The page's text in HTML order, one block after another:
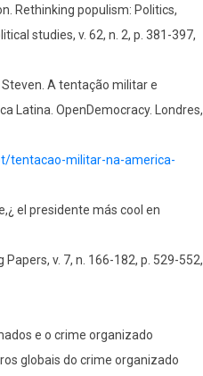
Rethinking populism: Politics,
studies, v. 62, n. 2, p. 381-397,
Steven. A tentação militar e
Latina. OpenDemocracy. Londres,
tentacao-militar-na-america-
el presidente más cool en
v. 7, n. 166-182, p. 529-552,
e o crime organizado
globais do crime organizado